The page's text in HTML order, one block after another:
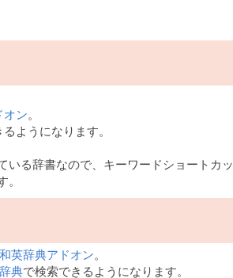
オン。
ようになります。
いる辞書なので、キーワードショートカ
。
英辞典アドオン。
典で検索できるようになります。